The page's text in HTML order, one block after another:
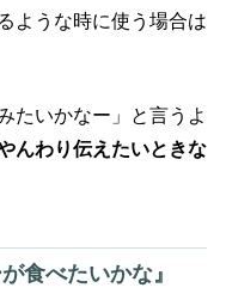
ような時に使う場合は
たいかなー」と言うよ
んわり伝えたいときな
食べたいかな』